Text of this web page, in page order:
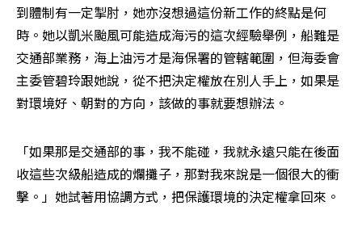
到體制有一定掣肘，她亦沒想過這份新工作的終點是何
時。她以凱米颱風可能造成海污的這次經驗舉例，船難是
交通部業務，海上油污才是海保署的管轄範圍，但海委會
主委管碧玲跟她說，從不把決定權放在別人手上，如果是
對環境好、朝對的方向，該做的事就要想辦法。
「如果那是交通部的事，我不能碰，我就永遠只能在後面
收這些次級船造成的爛攤子，那對我來說是一個很大的衝
擊。」她試著用協調方式，把保護環境的決定權拿回來。